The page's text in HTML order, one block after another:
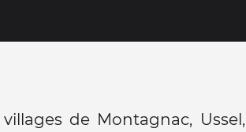
de Montagnac, Ussel,